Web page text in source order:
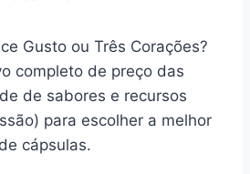
Gusto ou Três Corações?
completo de preço das
de sabores e recursos
para escolher a melhor
cápsulas.